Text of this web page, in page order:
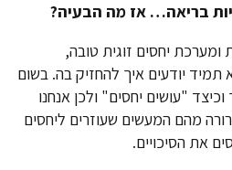
בריאה… אז מה הבעיה?
יחסים זוגית טובה,
יודעים איך להחזיק בה. בשום
"עושים יחסים" ולכן אנחנו
מהם המעשים שעוזרים ליחסים
את הסיכויים.